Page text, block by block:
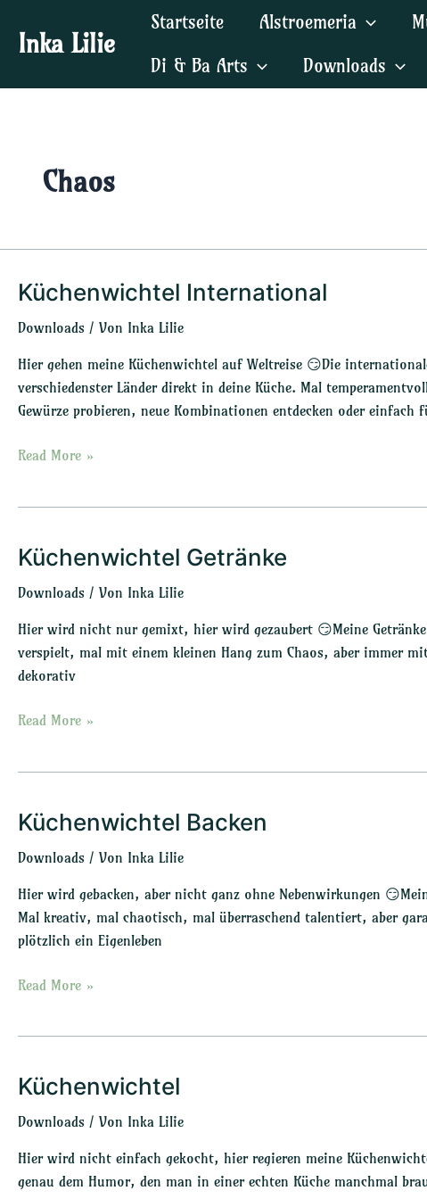
Inhalt
springen
Inka Lilie
Startseite Alstroemeria
Di & Ba Arts
Downloads
Chaos
Küchenwichtel International
Downloads / Von Inka Lilie
Hier gehen meine Küchenwichtel auf Weltreise 😏Die
verschiedenster Länder direkt in deine Küche. Mal
Gewürze probieren, neue Kombinationen entdecken oder
Küchenwichtel
Read More »
Küchenwichtel Getränke
Downloads / Von Inka Lilie
Hier wird nicht nur gemixt, hier wird gezaubert 😏Meine
verspielt, mal mit einem kleinen Hang zum Chaos, aber immer
dekorativ
Küchenwichtel
Read More »
Küchenwichtel Backen
Downloads / Von Inka Lilie
Hier wird gebacken, aber nicht ganz ohne Nebenwirkungen
Mal kreativ, mal chaotisch, mal überraschend talentiert, aber
plötzlich ein Eigenleben
Küchenwichtel
Read More »
Küchenwichtel
Downloads / Von Inka Lilie
Hier wird nicht einfach gekocht, hier regieren meine
genau dem Humor, den man in einer echten Küche manchmal
Küchenwichtel